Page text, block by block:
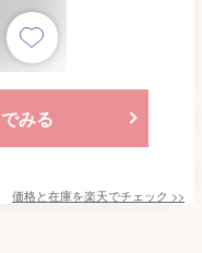
みる
価格と在庫を楽天でチェック >>